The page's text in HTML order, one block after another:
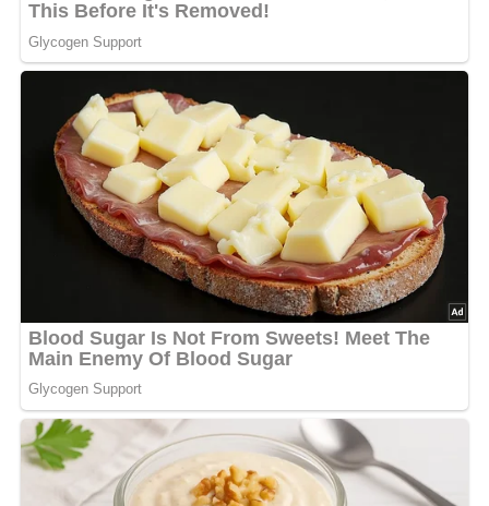
Die Kombination aus einer hellen Mehlschwitze, dem
Blumenkohlwasser und einem verquirlten Ei sorgt für eine
wunderbar cremige Konsistenz. Mit einer Prise Zucker und
Muskat wird die Suppe harmonisch abgerundet. Lies
weiter und entdecke, wie du mit wenigen Zutaten und
etwas Zeit eine Suppe zauberst, die alle begeistern wird!